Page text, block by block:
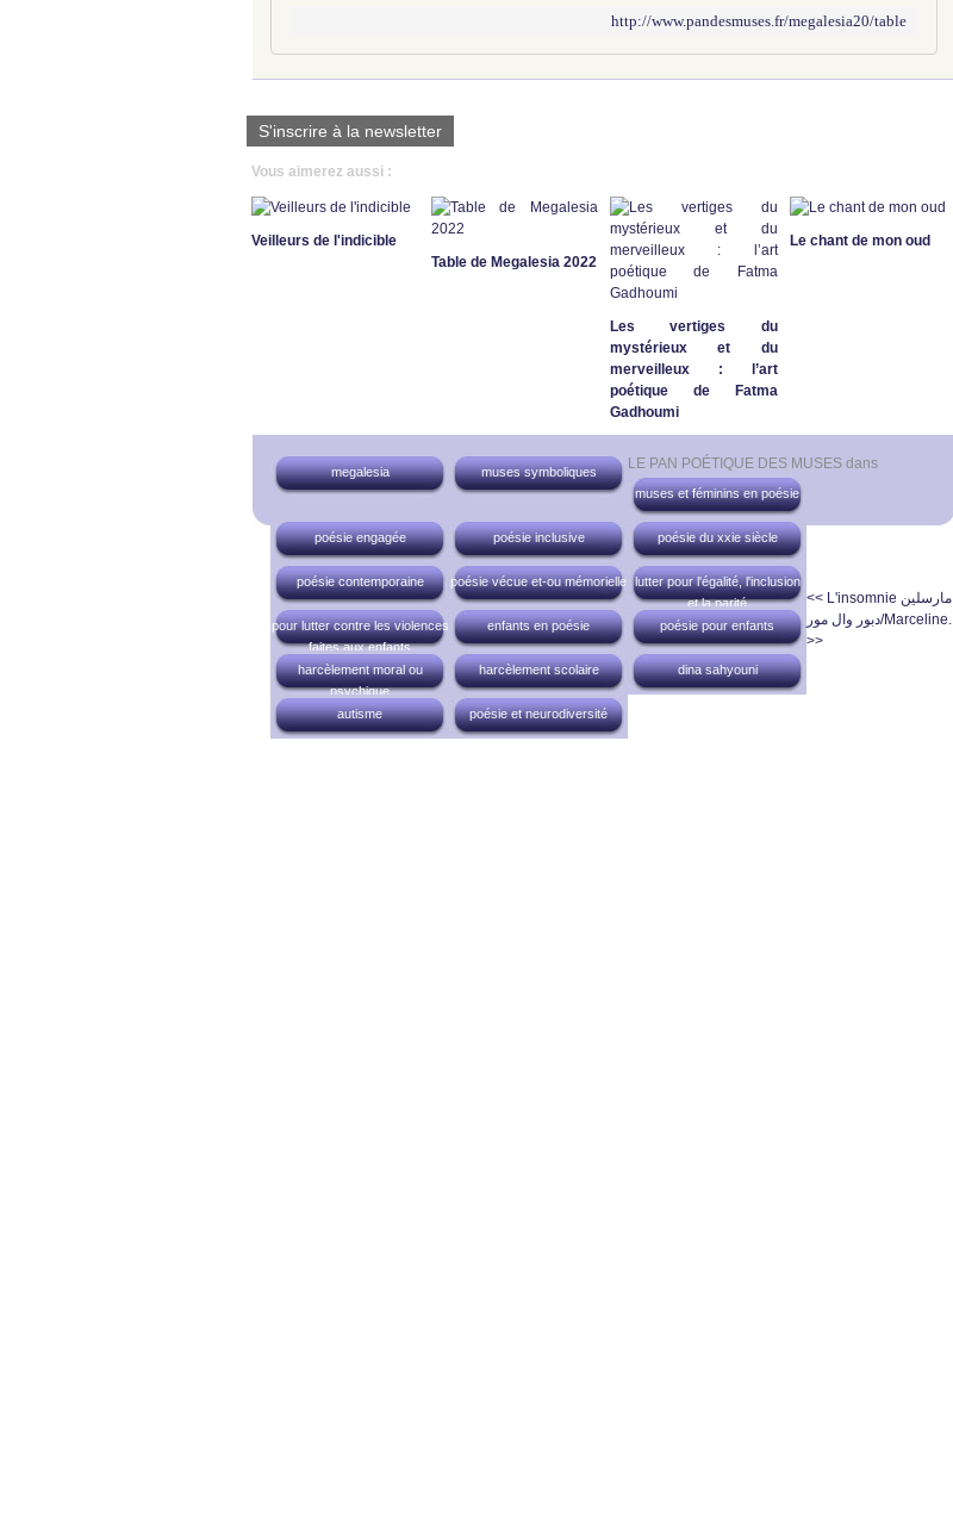
http://www.pandesmuses.fr/megalesia20/table
S'inscrire à la newsletter
Vous aimerez aussi :
Veilleurs de l'indicible
Table de Megalesia 2022
Les vertiges du
mystérieux et du
merveilleux : l’art
poétique de Fatma
Gadhoumi
Le chant de mon oud
LE PAN POÉTIQUE DES MUSES dans
megalesia
muses symboliques
muses et féminins en poésie
poésie engagée poésie inclusive poésie du xxie siècle
poésie contemporaine poésie vécue et-ou mémorielle lutter pour l'égalité, l'inclusion
et la parité
pour lutter contre les violences
faites aux enfants
enfants en poésie poésie pour enfants
harcèlement moral ou
psychique
harcèlement scolaire dina sahyouni
autisme poésie et neurodiversité
<< L'insomnie مارسلين
دبور وال مور/Marceline...
>>